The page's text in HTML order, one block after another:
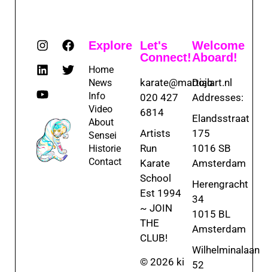
Explore
Home
News
Info
Video
About
Sensei
Historie
Contact
Let's
Connect!
karate@martialart.nl
020 427
6814
Artists
Run
Karate
School
Est 1994
~ JOIN
THE
CLUB!
© 2026 ki
Welcome
Aboard!
Dojo
Addresses:
Elandsstraat
175
1016 SB
Amsterdam
Herengracht
34
1015 BL
Amsterdam
Wilhelminalaan
52